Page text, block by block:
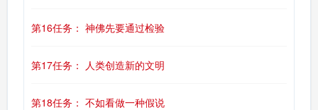
第16任务： 神佛先要通过检验
第17任务： 人类创造新的文明
第18任务： 不如看做一种假说